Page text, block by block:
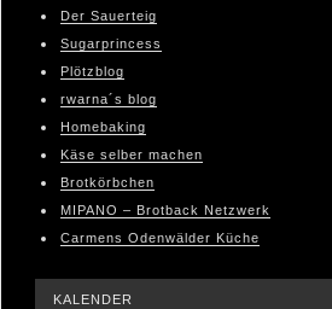
Der Sauerteig
Sugarprincess
Plötzblog
rwarna´s blog
Homebaking
Käse selber machen
Brotkörbchen
MIPANO – Brotback Netzwerk
Carmens Odenwälder Küche
KALENDER